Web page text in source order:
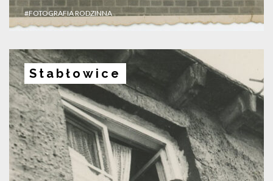
#FOTOGRAFIA RODZINNA
Stabłowice